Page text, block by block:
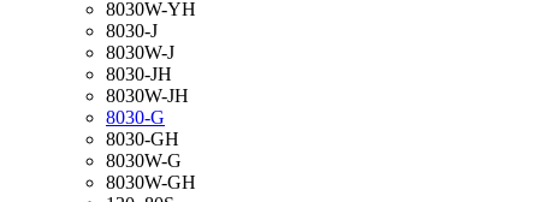
8030W-YH
8030-J
8030W-J
8030-JH
8030W-JH
8030-G
8030-GH
8030W-G
8030W-GH